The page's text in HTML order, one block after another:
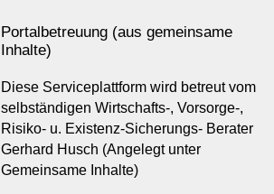
Portalbetreuung (aus gemeinsame
Inhalte)
Diese Serviceplattform wird betreut vom
selbständigen Wirtschafts-, Vorsorge-,
Risiko- u. Existenz-Sicherungs- Berater
Gerhard Husch (Angelegt unter
Gemeinsame Inhalte)